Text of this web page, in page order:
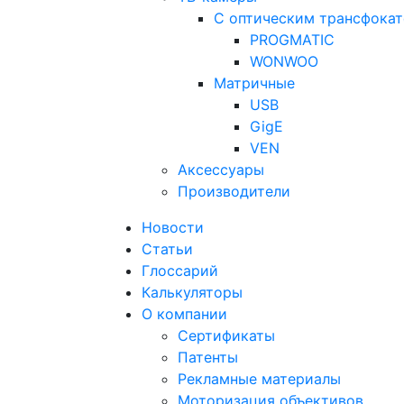
С оптическим
PROGMATIC
WONWOO
Матричные
USB
GigE
VEN
Аксессуары
Производители
Новости
Статьи
Глоссарий
Калькуляторы
О компании
Сертификаты
Патенты
Рекламные материалы
Моторизация объективов